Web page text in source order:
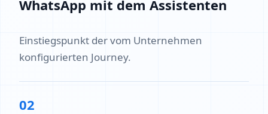
WhatsApp mit dem Assistenten
Einstiegspunkt der vom Unternehmen
konfigurierten Journey.
02